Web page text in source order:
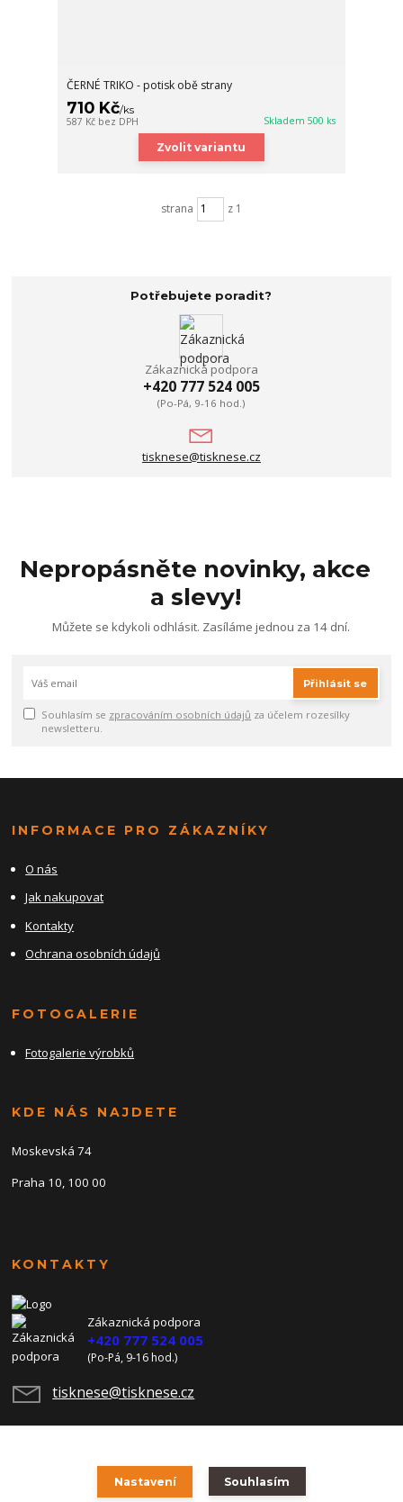
ČERNÉ TRIKO - potisk obě strany
710 Kč/ks
587 Kč bez DPH Skladem 500 ks
Zvolit variantu
strana z 1
Potřebujete poradit?
Zákaznická podpora
+420 777 524 005
(Po-Pá, 9-16 hod.)
tisknese@tisknese.cz
Nepropásněte novinky, akce
a slevy!
Můžete se kdykoli odhlásit. Zasíláme jednou za 14 dní.
Přihlásit se
Souhlasím se zpracováním osobních údajů za účelem rozesílky
newsletteru.
INFORMACE PRO ZÁKAZNÍKY
O nás
Jak nakupovat
Kontakty
Ochrana osobních údajů
FOTOGALERIE
Fotogalerie výrobků
KDE NÁS NAJDETE
Moskevská 74
Praha 10, 100 00
KONTAKTY
Zákaznická podpora
+420 777 524 005
(Po-Pá, 9-16 hod.)
tisknese@tisknese.cz
Nastavení Souhlasím